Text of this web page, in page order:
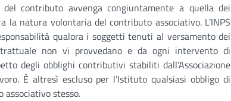
del contributo avvenga congiuntamente a quella dei
natura volontaria del contributo associativo. L’INPS
qualora i soggetti tenuti al versamento dei
non vi provvedano e da ogni intervento di
degli obblighi contributivi stabiliti dall’Associazione
È altresì escluso per l’Istituto qualsiasi obbligo di
stesso.